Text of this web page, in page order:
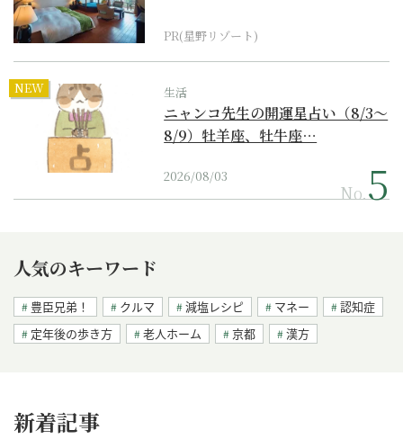
PR(星野リゾート)
NEW 生活
ニャンコ先生の開運星占い（8/3～
8/9）牡羊座、牡牛座…
2026/08/03
No.
人気のキーワード
豊臣兄弟！ クルマ 減塩レシピ マネー
認知症
定年後の歩き方
老人ホーム 京都 漢方
新着記事